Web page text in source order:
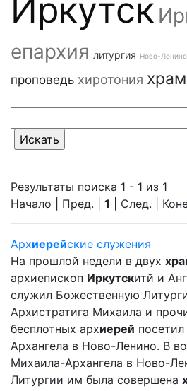
Иркутск
епархия литургия Ново-Ленино
проповедь хиротония храм
Результаты поиска 1 - 1 из 1
Начало | Пред. | 1 | След. |
Архиерейские служения
На прошлой недели в двух
архиепископ Иркутскитй и
служил Божественную
Архистратига Михаила и
бесплотных архиерей посетил
Архангела в Ново-Ленино. В
Михаила-Архангела в Ново-
Литургии им была совершена